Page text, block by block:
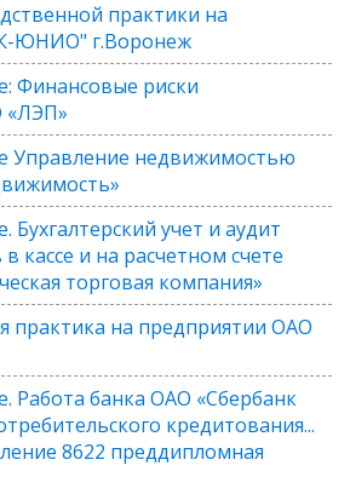
практики на
ЮНИО" г.Воронеж
Финансовые риски
«ЛЭП»
Управление недвижимостью
Бухгалтерский учет и аудит
кассе и на расчетном счете
торговая компания»
практика на предприятии ОАО
Работа банка ОАО «Сбербанк
кредитования...
8622 преддипломная